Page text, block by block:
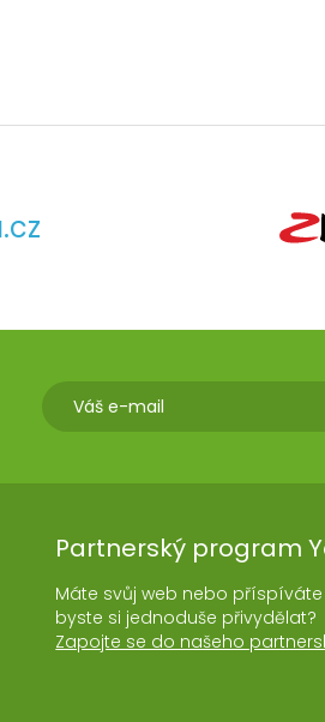
Partnerský program
Máte svůj web nebo
byste si jednoduše přivydělat?
Zapojte se do našeho